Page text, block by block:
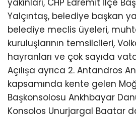
yakınları, CHP Edremit İlçe
Yalçıntaş, belediye başkan
belediye meclis üyeleri,
kuruluşlarının temsilcileri,
hayranları ve çok sayıda
Açılışa ayrıca 2. Antandros
kapsamında kente gelen
Başkonsolosu Ankhbayar
Konsolos Unurjargal Baatar